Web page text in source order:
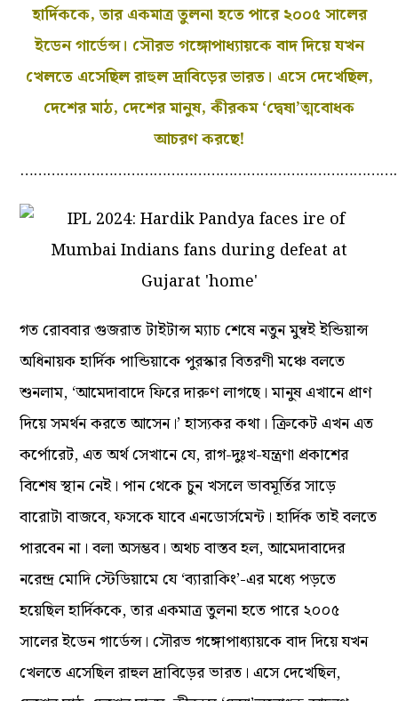
হার্দিককে, তার একমাত্র তুলনা হতে পারে ২০০৫ সালের
ইডেন গার্ডেন্স। সৌরভ গঙ্গোপাধ্যায়কে বাদ দিয়ে যখন
খেলতে এসেছিল রাহুল দ্রাবিড়ের ভারত। এসে দেখেছিল,
দেশের মাঠ, দেশের মানুষ, কীরকম ‘দ্বেষা’ত্মবোধক
আচরণ করছে!
গত রোববার গুজরাত টাইটান্স ম্যাচ শেষে নতুন মুম্বই ইন্ডিয়ান্স
অধিনায়ক হার্দিক পান্ডিয়াকে পুরস্কার বিতরণী মঞ্চে বলতে
শুনলাম, ‘আমেদাবাদে ফিরে দারুণ লাগছে। মানুষ এখানে প্রাণ
দিয়ে সমর্থন করতে আসেন।’ হাস্যকর‌ কথা। ক্রিকেট এখন এত
কর্পোরেট, এত অর্থ সেখানে যে, রাগ-দুঃখ-যন্ত্রণা প্রকাশের
বিশেষ স্থান নেই। পান‌ থেকে চুন খসলে ভাবমূর্তির সাড়ে
বারোটা বাজবে, ফসকে যাবে এনডোর্সমেন্ট। হার্দিক তাই বলতে
পারবেন না। বলা অসম্ভব। অথচ বাস্তব হল, আমেদাবাদের
নরেন্দ্র মোদি স্টেডিয়ামে যে ‘ব্যারাকিং’-এর মধ্যে পড়তে
হয়েছিল হার্দিককে, তার একমাত্র তুলনা হতে পারে ২০০৫
সালের ইডেন গার্ডেন্স। সৌরভ গঙ্গোপাধ্যায়কে বাদ দিয়ে যখন
খেলতে এসেছিল রাহুল দ্রাবিড়ের ভারত। এসে দেখেছিল,